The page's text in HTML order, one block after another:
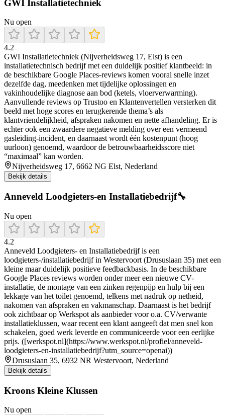
GWI Installatietechniek
Nu open
4.2
GWI Installatietechniek (Nijverheidsweg 17, Elst) is een
installatietechnisch bedrijf met een duidelijk positief klantbeeld: in
de beschikbare Google Places-reviews komen vooral snelle inzet
dezelfde dag, meedenken met tijdelijke oplossingen en
vakinhoudelijke diagnose aan bod (ketels, vloerverwarming).
Aanvullende reviews op Trustoo en Klantenvertellen versterken dit
beeld met hoge scores en terugkerende thema’s als
klantvriendelijkheid, afspraken nakomen en nette afhandeling. Er is
echter ook een zwaardere negatieve melding over een vermeend
gasleiding-incident, en daarnaast wordt één kostenpunt (hoog
uurloon) genoemd, waardoor de betrouwbaarheidsscore niet
“maximaal” kan worden.
Nijverheidsweg 17, 6662 NG Elst, Nederland
Bekijk details
Anneveld Loodgieters-en Installatiebedrijf🔧
Nu open
4.2
Anneveld Loodgieters- en Installatiebedrijf is een
loodgieters-/installatiebedrijf in Westervoort (Drususlaan 35) met een
kleine maar duidelijk positieve feedbackbasis. In de beschikbare
Google Places reviews worden onder meer een nieuwe CV-
installatie, de montage van een zinken regenpijp en hulp bij een
lekkage van het toilet genoemd, telkens met nadruk op netheid,
nakomen van afspraken en vakmanschap. Daarnaast is het bedrijf
ook zichtbaar op Werkspot als aanbieder voor o.a. CV/verwante
installatieklussen, waar recent een klant aangeeft dat men snel kon
schakelen, goed werk leverde en communiceerde voor een eerlijke
prijs. ([werkspot.nl](https://www.werkspot.nl/profiel/anneveld-
loodgieters-en-installatiebedrijf?utm_source=openai))
Drususlaan 35, 6932 NR Westervoort, Nederland
Bekijk details
Kroons Kleine Klussen
Nu open